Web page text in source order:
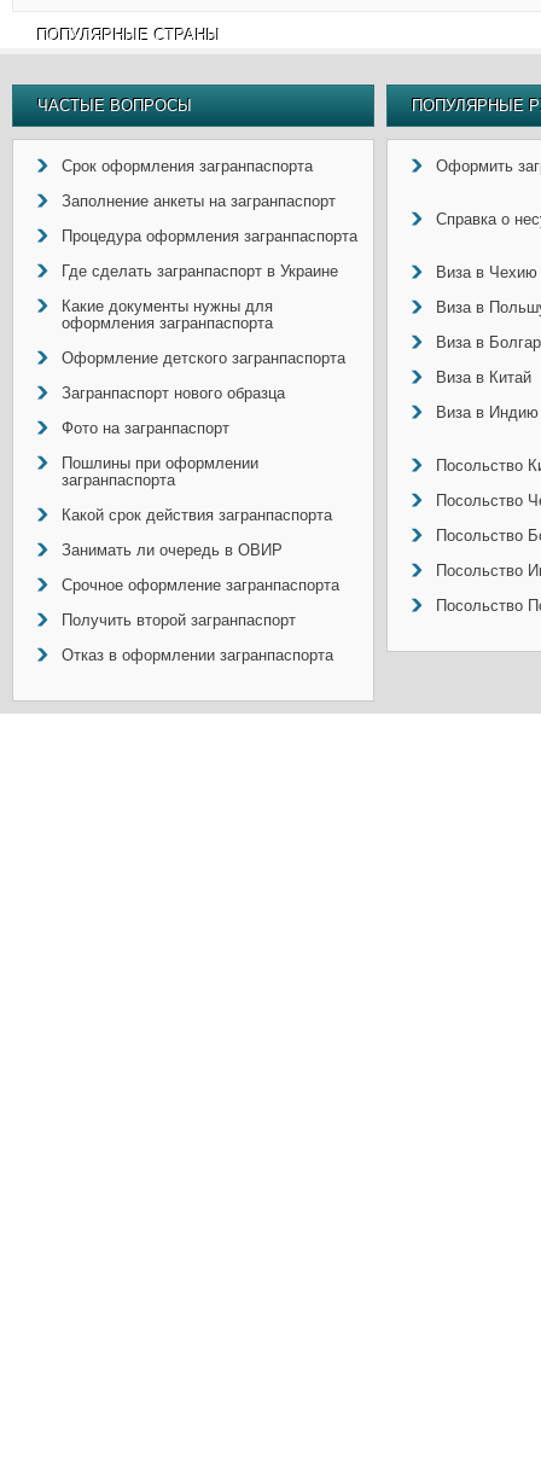
ПОПУЛЯРНЫЕ СТРАНЫ
ЧАСТЫЕ ВОПРОСЫ
Срок оформления загранпаспорта
Заполнение анкеты на загранпаспорт
Процедура оформления загранпаспорта
Где сделать загранпаспорт в Украине
Какие документы нужны для
оформления загранпаспорта
Оформление детского загранпаспорта
Загранпаспорт нового образца
Фото на загранпаспорт
Пошлины при оформлении
загранпаспорта
Какой срок действия загранпаспорта
Занимать ли очередь в ОВИР
Срочное оформление загранпаспорта
Получить второй загранпаспорт
Отказ в оформлении загранпаспорта
ПОПУЛЯРНЫЕ
Оформить
Справка о
Виза в Чехию
Виза в
Виза в
Виза в Китай
Виза в Индию
Посольство
Посольство
Посольство
Посольство
Посольство